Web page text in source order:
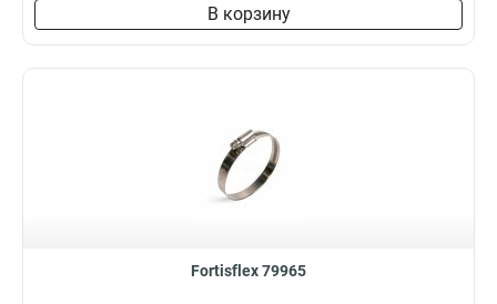
В корзину
Fortisflex 79965